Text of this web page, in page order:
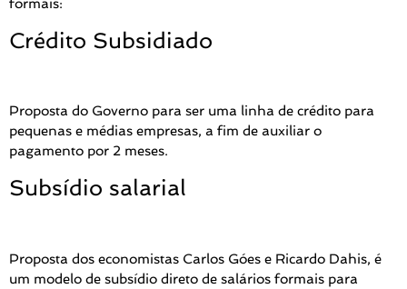
formais:
Crédito Subsidiado
Proposta do Governo para ser uma linha de crédito para
pequenas e médias empresas, a fim de auxiliar o
pagamento por 2 meses.
Subsídio salarial
Proposta dos economistas Carlos Góes e Ricardo Dahis, é
um modelo de subsídio direto de salários formais para